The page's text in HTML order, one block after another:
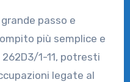
passo e
più semplice e
262D3/1-11, potresti
legate al